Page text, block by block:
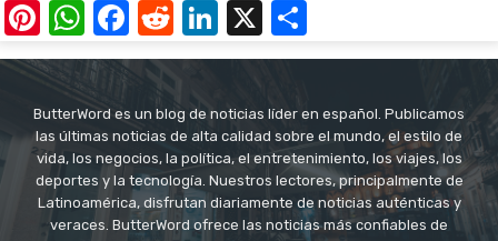
Pinterest
WhatsApp
Facebook
RedditLinkedIn
X
ButterWord es un blog de noticias líder en español. Publicamos
las últimas noticias de alta calidad sobre el mundo, el estilo de
vida, los negocios, la política, el entretenimiento, los viajes, los
deportes y la tecnología. Nuestros lectores, principalmente de
Latinoamérica, disfrutan diariamente de noticias auténticas y
veraces. ButterWord ofrece las noticias más confiables de